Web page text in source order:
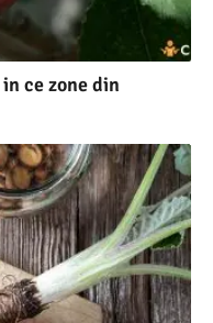
ce zone din